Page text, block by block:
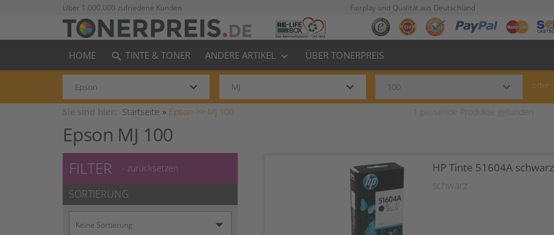
Über 1.000.000 zufriedene Kunden Fairplay und Qualität aus Deutschland
HOME search TINTE & TONER ANDERE ARTIKEL keyboard_arrow_down ÜBER TONERPREIS
keyboard_arrow_down keyboard_arrow_down keyboard_arrow_down oder
Startseite » Epson >> MJ 100
Epson MJ 100
FILTER - zurücksetzen
SORTIERUNG
HP Tinte 51604A schwarz
schwarz